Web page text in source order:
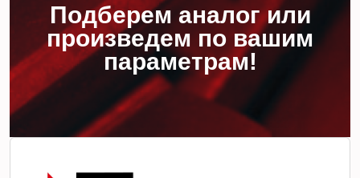
Подберем аналог или
произведем по вашим
параметрам!